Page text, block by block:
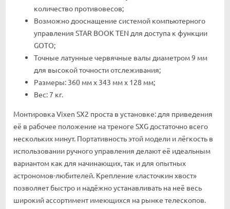
количество противовесов;
Возможно дооснащение системой компьютерного
управления STAR BOOK TEN для доступа к функции
GOTO;
Точные латунные червячные валы диаметром 9 мм
для высокой точности отслеживания;
Размеры: 360 мм x 343 мм x 128 мм;
Вес: 7 кг.
Монтировка Vixen SX2 проста в установке: для приведения
её в рабочее положение на треноге SXG достаточно всего
нескольких минут. Портативность этой модели и лёгкость в
использовании ручного управления делают её идеальным
вариантом как для начинающих, так и для опытных
астрономов-любителей. Крепление «ласточкин хвост»
позволяет быстро и надёжно устанавливать на неё весь
широкий ассортимент имеющихся на рынке телескопов.